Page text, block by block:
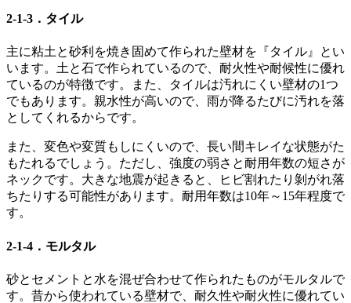
2-1-3．タイル
主に粘土と砂利を焼き固めて作られた壁材を『タイル』とい
います。土と石で作られているので、耐火性や耐候性に優れ
ているのが特徴です。また、タイルは汚れにくい壁材の1つ
でもあります。親水性が高いので、雨が降るたびに汚れを落
としてくれるからです。
また、変色や変質もしにくいので、長い間キレイな状態がた
もたれるでしょう。ただし、強度の弱さと耐用年数の短さが
ネックです。大きな地震が起きると、ヒビ割れたり剝がれ落
ちたりする可能性があります。耐用年数は10年～15年程度で
す。
2-1-4．モルタル
砂とセメントと水を混ぜ合わせて作られたものがモルタルで
す。昔から使われている壁材で、耐久性や耐火性に優れてい